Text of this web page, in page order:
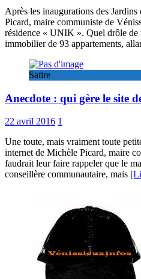
Après les inaugurations des
Picard, maire communiste de
résidence « UNIK ». Quel drôle de
immobilier de 93 appartements,
Satire
Anecdote : qui gère le site
22 avril 2016 1
Une toute, mais vraiment toute
internet de Michèle Picard, maire
faudrait leur faire rappeler que le
conseillère communautaire, mais